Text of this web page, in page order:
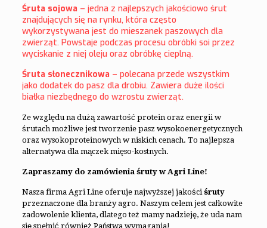
Śruta sojowa – jedna z najlepszych jakościowo śrut
znajdujących się na rynku, która często
wykorzystywana jest do mieszanek paszowych dla
zwierząt. Powstaje podczas procesu obróbki soi przez
wyciskanie z niej oleju oraz obróbkę cieplną.
Śruta słonecznikowa – polecana przede wszystkim
jako dodatek do pasz dla drobiu. Zawiera duże ilości
białka niezbędnego do wzrostu zwierząt.
Ze względu na dużą zawartość protein oraz energii w
śrutach możliwe jest tworzenie pasz wysokoenergetycznych
oraz wysokoproteinowych w niskich cenach. To najlepsza
alternatywa dla mączek mięso-kostnych.
Zapraszamy do zamówienia śruty w Agri Line!
Nasza firma Agri Line oferuje najwyższej jakościśruty
przeznaczone dla branży agro. Naszym celem jest całkowite
zadowolenie klienta, dlatego też mamy nadzieję, że uda nam
się spełnić również Państwa wymagania!